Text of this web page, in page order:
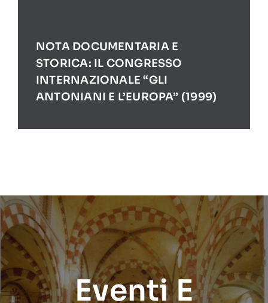
NOTA DOCUMENTARIA E
STORICA: IL CONGRESSO
INTERNAZIONALE “GLI
ANTONIANI E L’EUROPA” (1999)
Eventi E